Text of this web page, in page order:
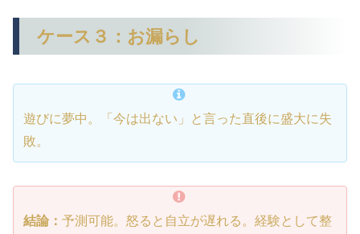
ケース３：お漏らし
遊びに夢中。「今は出ない」と言った直後に盛大に失
敗。
結論： 予測可能。怒ると自立が遅れる。経験として整